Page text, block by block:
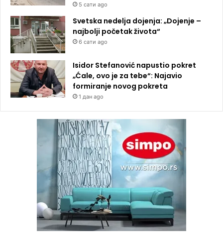
5 сати ago
Svetska nedelja dojenja: „Dojenje –
najbolji početak života“
6 сати ago
Isidor Stefanović napustio pokret
„Ćale, ovo je za tebe“: Najavio
formiranje novog pokreta
1 дан ago